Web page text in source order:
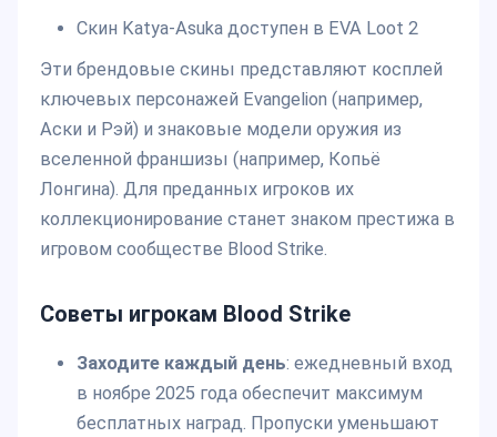
Скин Katya-Asuka доступен в EVA Loot 2
Эти брендовые скины представляют косплей
ключевых персонажей Evangelion (например,
Аски и Рэй) и знаковые модели оружия из
вселенной франшизы (например, Копьё
Лонгина). Для преданных игроков их
коллекционирование станет знаком престижа в
игровом сообществе Blood Strike.
Советы игрокам Blood Strike
Заходите каждый день: ежедневный вход
в ноябре 2025 года обеспечит максимум
бесплатных наград. Пропуски уменьшают